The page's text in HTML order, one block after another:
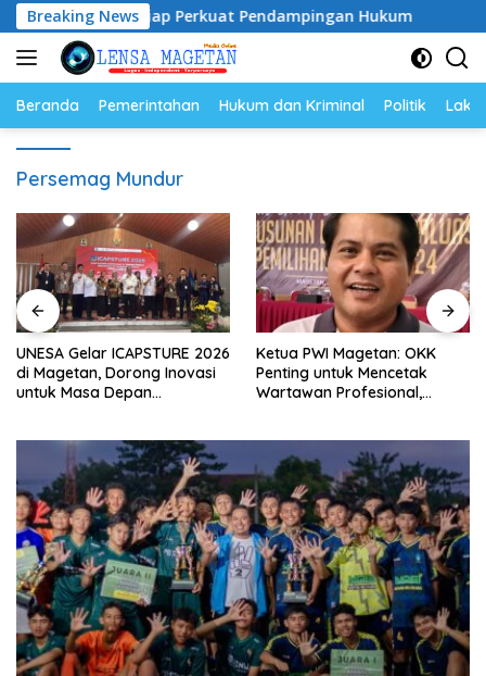
Langsung
ke
konten
Breaking News
Siap Perkuat Pendampingan Hukum
Beranda Pemerintahan Hukum dan Kriminal Politik
Persemag Mundur
UNESA Gelar ICAPSTURE 2026
di Magetan, Dorong Inovasi
untuk Masa Depan
Ketua PWI Magetan: OKK
Penting untuk Mencetak
Wartawan Profesional,